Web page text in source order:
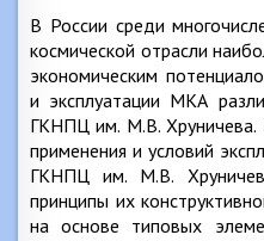
В России среди
космической отрасли
экономическим
и эксплуатации МКА
ГКНПЦ им. М.В. Хруничева.
применения и условий
ГКНПЦ им. М.В.
принципы их
на основе типовых